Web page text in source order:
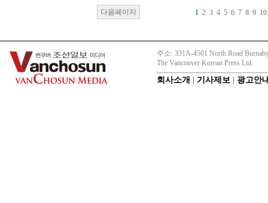
다음페이지 1 2 3 4 5 6 7 8 9 10
주소: 331A-4501 North Road
The Vancouver Korean Press Ltd.
회사소개 기사제보 광고안